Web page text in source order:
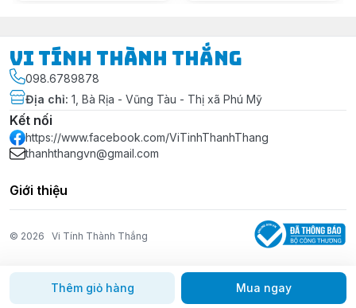
Thêm giỏ hàng Mua ngay
Vi Tính Thành Thắng
098.6789878
Địa chỉ: 1, Bà Rịa - Vũng Tàu - Thị xã Phú Mỹ
Kết nối
https://www.facebook.com/ViTinhThanhThang
thanhthangvn@gmail.com
Giới thiệu
© 2026 Vi Tính Thành Thắng